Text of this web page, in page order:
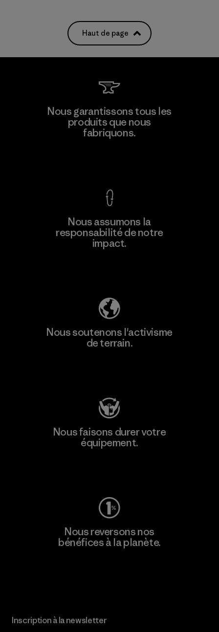
Haut de page
Nous garantissons tous les
produits que nous
fabriquons.
Nous assumons la
responsabilité de notre
impact.
Nous soutenons l'activisme
de terrain.
Nous faisons durer votre
équipement.
Nous reversons nos
bénéfices à la planète.
Inscription à la newsletter